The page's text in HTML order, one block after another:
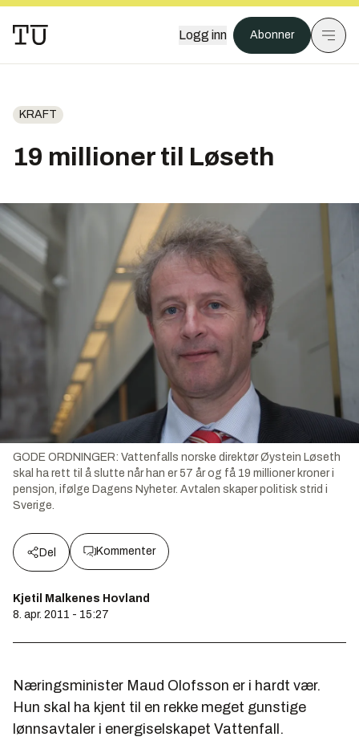
Logg inn Abonner
KRAFT
19 millioner til Løseth
GODE ORDNINGER: Vattenfalls norske direktør Øystein Løseth
skal ha rett til å slutte når han er 57 år og få 19 millioner kroner i
pensjon, ifølge Dagens Nyheter. Avtalen skaper politisk strid i
Sverige.
Del Kommenter
Kjetil Malkenes Hovland
8. apr. 2011 - 15:27
Næringsminister Maud Olofsson er i hardt vær.
Hun skal ha kjent til en rekke meget gunstige
lønnsavtaler i energiselskapet Vattenfall.